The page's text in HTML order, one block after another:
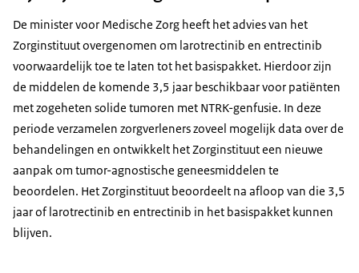
De minister voor Medische Zorg heeft het advies van het
Zorginstituut overgenomen om larotrectinib en entrectinib
voorwaardelijk toe te laten tot het basispakket. Hierdoor zijn
de middelen de komende 3,5 jaar beschikbaar voor patiënten
met zogeheten solide tumoren met NTRK-genfusie. In deze
periode verzamelen zorgverleners zoveel mogelijk data over de
behandelingen en ontwikkelt het Zorginstituut een nieuwe
aanpak om tumor-agnostische geneesmiddelen te
beoordelen. Het Zorginstituut beoordeelt na afloop van die 3,5
jaar of larotrectinib en entrectinib in het basispakket kunnen
blijven.